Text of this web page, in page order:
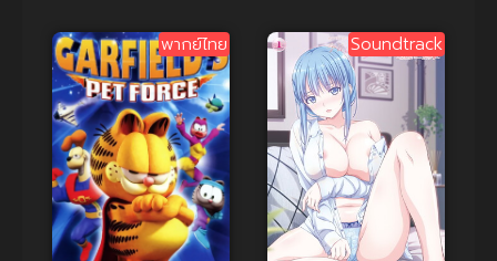
พากย์ไทย
ดี
พากย์ไทย Soundtrack